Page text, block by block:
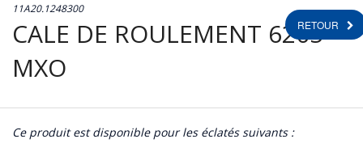
RETOUR
11A20.1248300
CALE DE ROULEMENT 6205
MXO
Ce produit est disponible pour les éclatés suivants :